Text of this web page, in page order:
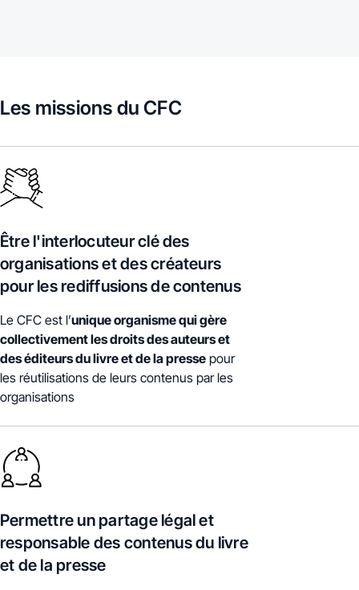
Les missions du CFC
Être l'interlocuteur clé des
organisations et des créateurs
pour les rediffusions de contenus
Le CFC est l’unique organisme qui gère
collectivement les droits des auteurs et
des éditeurs du livre et de la presse pour
les réutilisations de leurs contenus par les
organisations
Permettre un partage légal et
responsable des contenus du livre
et de la presse